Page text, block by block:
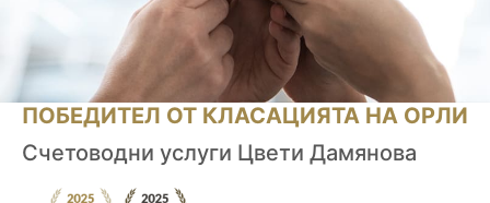
ПОБЕДИТЕЛ ОТ КЛАСАЦИЯТА НА ОРЛИ
Счетоводни услуги Цвети Дамянова